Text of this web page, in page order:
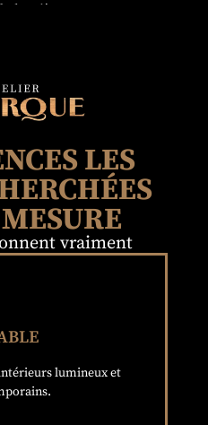
lumière.
LES
vraiment
lumineux et
INTEMPOREL
pièces qui doivent